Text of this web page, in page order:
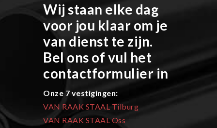
Wij staan elke dag
voor jou klaar om je
van dienst te zijn.
Bel ons of vul het
contactformulier in
Onze 7 vestigingen:
VAN RAAK STAAL Tilburg
VAN RAAK STAAL Oss